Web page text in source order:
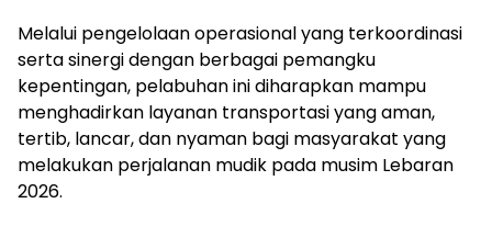
Melalui pengelolaan operasional yang terkoordinasi
serta sinergi dengan berbagai pemangku
kepentingan, pelabuhan ini diharapkan mampu
menghadirkan layanan transportasi yang aman,
tertib, lancar, dan nyaman bagi masyarakat yang
melakukan perjalanan mudik pada musim Lebaran
2026.